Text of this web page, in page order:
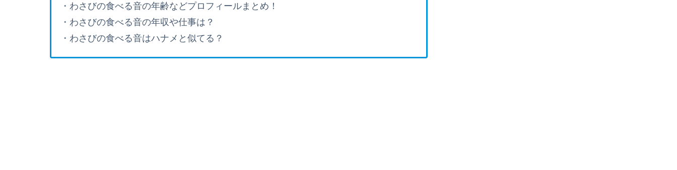
・わさびの食べる音の年齢などプロフィールまとめ！
・わさびの食べる音の年収や仕事は？
・わさびの食べる音はハナメと似てる？